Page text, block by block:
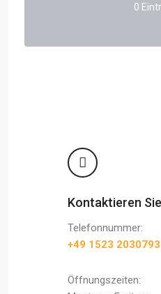
0
Kontaktieren
Telefonnummer:
+49 1523 2030793
Öffnungszeiten: